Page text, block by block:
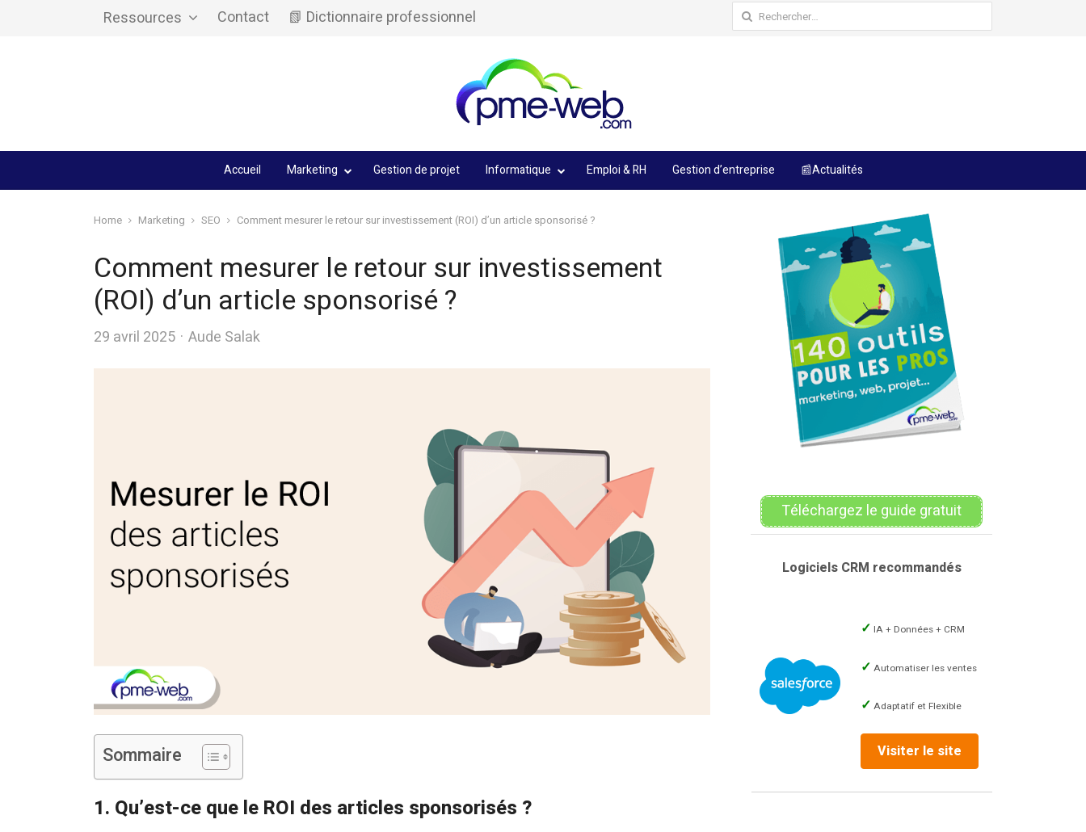
Ressources Contact 📗 Dictionnaire professionnel Rechercher :
Accueil Marketing Gestion de projet Informatique Emploi & RH Gestion d’entreprise 📰Actualités
Home Marketing SEO Comment mesurer le retour sur investissement (ROI) d’un article sponsorisé ?
Comment mesurer le retour sur investissement
(ROI) d’un article sponsorisé ?
29 avril 2025 Author
Aude Salak
Sommaire
1. Qu’est-ce que le ROI des articles sponsorisés ?
Téléchargez le guide gratuit
Logiciels CRM recommandés
IA + Données + CRM
Automatiser les ventes
Adaptatif et Flexible
Visiter le site